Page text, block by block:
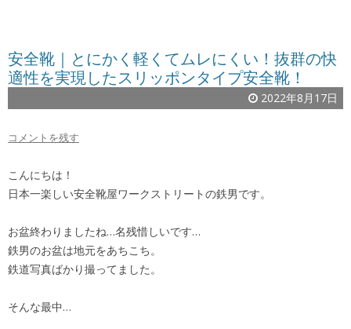
安全靴｜とにかく軽くてムレにくい！抜群の快
適性を実現したスリッポンタイプ安全靴！
2022年8月17日
コメントを残す
こんにちは！
日本一楽しい安全靴屋ワークストリートの鉄男です。
お盆終わりましたね…名残惜しいです…
鉄男のお盆は地元をあちこち。
鉄道写真ばかり撮ってました。
そんな最中…